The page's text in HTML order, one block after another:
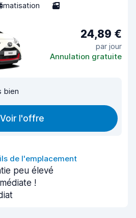
3
24,89 €
par jour
Annulation gratuite
bien
Voir l'offre
de l'emplacement
peu élevé
!